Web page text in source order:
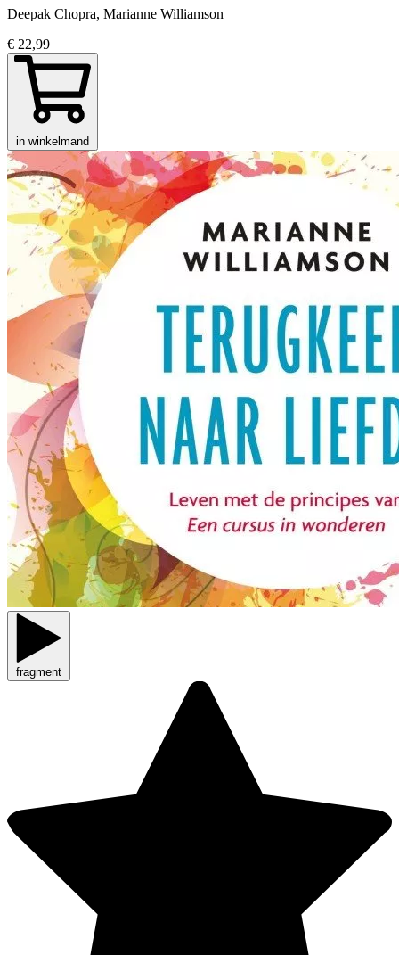
Deepak Chopra, Marianne Williamson
€ 22,99
in winkelmand
fragment